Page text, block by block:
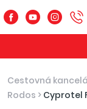
Cestovná
Rodos > Cyprotel